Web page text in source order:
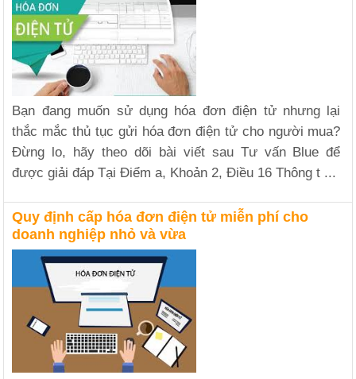
Bạn đang muốn sử dụng hóa đơn điện tử nhưng lại
thắc mắc thủ tục gửi hóa đơn điện tử cho người mua?
Đừng lo, hãy theo dõi bài viết sau Tư vấn Blue để
được giải đáp Tại Điểm a, Khoản 2, Điều 16 Thông t ...
Quy định cấp hóa đơn điện tử miễn phí cho
doanh nghiệp nhỏ và vừa